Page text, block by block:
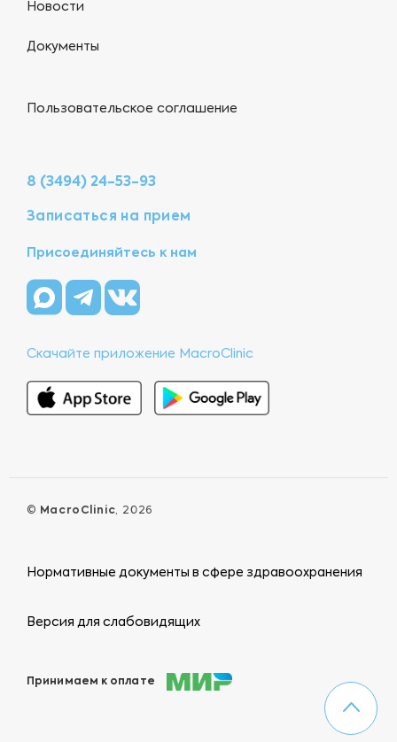
Новости
Документы
Пользовательское соглашение
8 (3494) 24-53-93
Записаться на прием
Присоединяйтесь к нам
Скачайте приложение MacroClinic
© MacroClinic, 2026
Нормативные документы в сфере здравоохранения
Версия для слабовидящих
Принимаем к оплате